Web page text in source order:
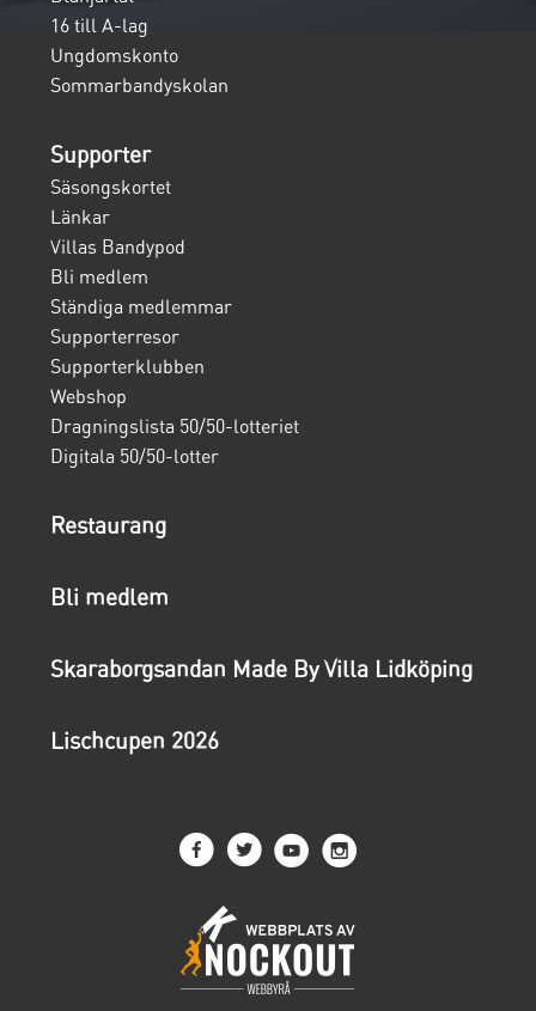
16 till A-lag
Ungdomskonto
Sommarbandyskolan
Supporter
Säsongskortet
Länkar
Villas Bandypod
Bli medlem
Ständiga medlemmar
Supporterresor
Supporterklubben
Webshop
Dragningslista 50/50-lotteriet
Digitala 50/50-lotter
Restaurang
Bli medlem
Skaraborgsandan Made By Villa Lidköping
Lischcupen 2026